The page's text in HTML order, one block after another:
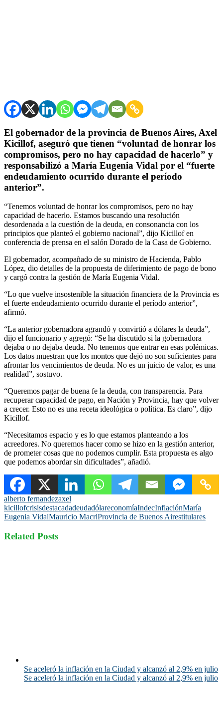
El gobernador de la provincia de Buenos Aires, Axel
Kicillof, aseguró que tienen “voluntad de honrar los
compromisos, pero no hay capacidad de hacerlo” y
responsabilizó a María Eugenia Vidal por el “fuerte
endeudamiento ocurrido durante el período
anterior”.
“Tenemos voluntad de honrar los compromisos, pero no hay
capacidad de hacerlo. Estamos buscando una resolución
desordenada a la cuestión de la deuda, en consonancia con los
principios que planteó el gobierno nacional”, dijo Kicillof en
conferencia de prensa en el salón Dorado de la Casa de Gobierno.
El gobernador, acompañado de su ministro de Hacienda, Pablo
López, dio detalles de la propuesta de diferimiento de pago de bono
y cargó contra la gestión de María Eugenia Vidal.
“Lo que vuelve insostenible la situación financiera de la Provincia es
el fuerte endeudamiento ocurrido durante el período anterior”,
afirmó.
“La anterior gobernadora agrandó y convirtió a dólares la deuda”,
dijo el funcionario y agregó: “Se ha discutido si la gobernadora
dejaba o no dejaba deuda. No tenemos que entrar en esas polémicas.
Los datos muestran que los montos que dejó no son suficientes para
afrontar los vencimientos de deuda. No es un juicio de valor, es una
realidad”, sostuvo.
“Queremos pagar de buena fe la deuda, con transparencia. Para
recuperar capacidad de pago, en Nación y Provincia, hay que volver
a crecer. Esto no es una receta ideológica o política. Es claro”, dijo
Kicillof.
“Necesitamos espacio y es lo que estamos planteando a los
acreedores. No queremos hacer como se hizo en la gestión anterior,
de prometer cosas que no podemos cumplir. Esta propuesta es algo
que podemos abordar sin dificultades”, añadió.
alberto fernandezaxel
kicillofcrisisdestacadadeudadólareconomíaIndecInflaciónMaría
Eugenia VidalMauricio MacriProvincia de Buenos Airestitulares
Related Posts
Se aceleró la inflación en la Ciudad y alcanzó al 2,9% en julio
Se aceleró la inflación en la Ciudad y alcanzó al 2,9% en julio